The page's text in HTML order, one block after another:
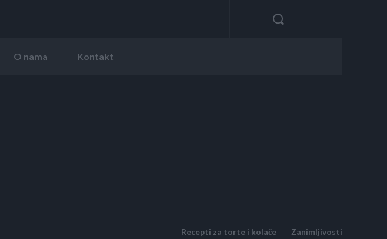
O nama Kontakt
Recepti za torte i kolače Zanimljivosti